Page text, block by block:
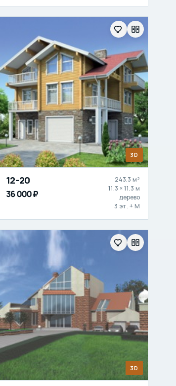
3D
12-20
36 000 ₽
243.3 м²
11.3 × 11.3 м
дерево
3 эт. + М
3D